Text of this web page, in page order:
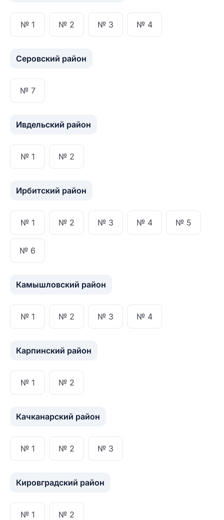
№ 1 № 2 № 3 № 4
Серовский район
№ 7
Ивдельский район
№ 1 № 2
Ирбитский район
№ 1 № 2 № 3 № 4 № 5
№ 6
Камышловский район
№ 1 № 2 № 3 № 4
Карпинский район
№ 1 № 2
Качканарский район
№ 1 № 2 № 3
Кировградский район
№ 1 № 2
Название населенного пункта
ЗАКРЫТЬ СОХРАНИТЬ